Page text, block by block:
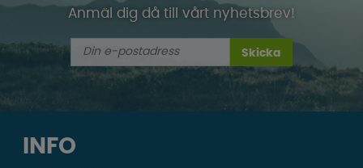
Anmäl dig då till vårt nyhetsbrev!
Skicka
INFO